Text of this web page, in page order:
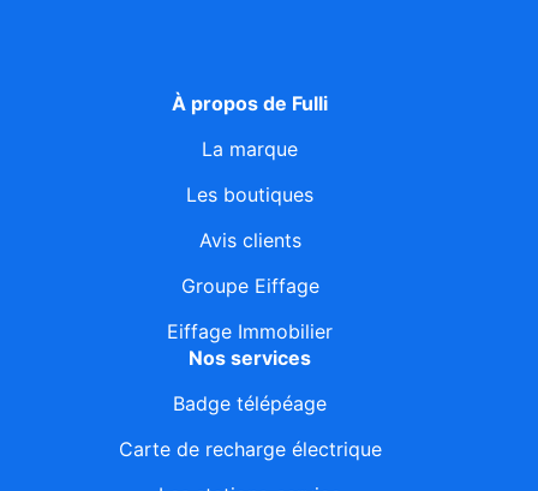
À propos de Fulli
La marque
Les boutiques
Avis clients
Groupe Eiffage
Eiffage Immobilier
Nos services
Badge télépéage
Carte de recharge électrique